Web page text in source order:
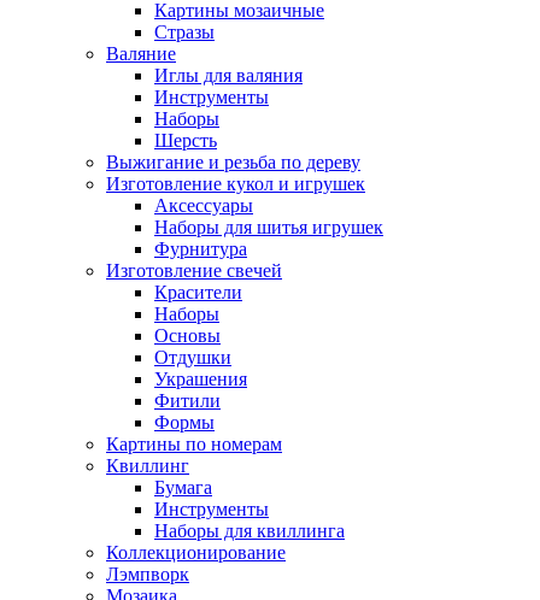
Картины мозаичные
Стразы
Валяние
Иглы для валяния
Инструменты
Наборы
Шерсть
Выжигание и резьба по дереву
Изготовление кукол и игрушек
Аксессуары
Наборы для шитья игрушек
Фурнитура
Изготовление свечей
Красители
Наборы
Основы
Отдушки
Украшения
Фитили
Формы
Картины по номерам
Квиллинг
Бумага
Инструменты
Наборы для квиллинга
Коллекционирование
Лэмпворк
Мозаика